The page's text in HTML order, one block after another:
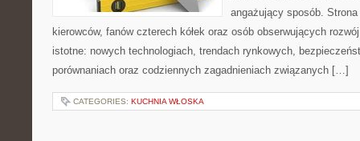
angażujący sposób.
kierowców, fanów czterech kółek oraz osób obserwujących
istotne: nowych technologiach, trendach rynkowych,
porównaniach oraz codziennych zagadnieniach związanych […]
CATEGORIES: KUCHNIA WŁOSKA